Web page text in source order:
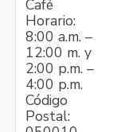
Café
Horario:
8:00 a.m. –
12:00 m. y
2:00 p.m. –
4:00 p.m.
Código
Postal: